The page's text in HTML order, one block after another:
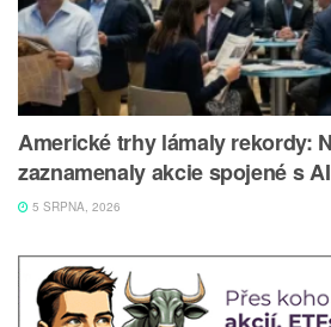
Americké trhy lámaly rekordy:
zaznamenaly akcie spojené s AI
5 SRPNA, 2026